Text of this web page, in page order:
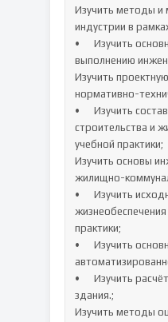
Изучить методы и
индустрии в
•	Изучить основные требования нормативно-правовых и нормативно-технических документов, предъявляемых к
выполнению
Изучить
нормативно-
•	Изучить состав работ по инженерным изысканиям, необходимых для строительства и реконструкции объектов
строительства и
учебной практики;
Изучить основы
жилищно-
•	Изучить исходные данные, необходимые для проектирования здания (сооружения) и инженерных систем
практики;
•	Изучить основные средства и методы составления проектной документации, в том числе с использованием средств
•	Изучить расчётное и технико-экономическое обоснование режимов работы инженерных систем жизнеобеспечения
здания.;
Изучить методы